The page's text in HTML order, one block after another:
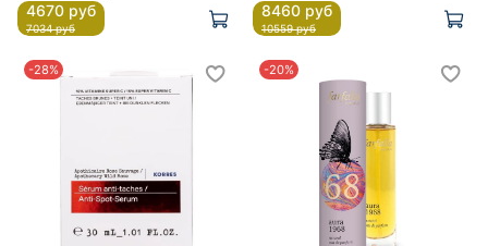
4670 руб
7034 руб
8460 руб
10559 руб
-28% -20%